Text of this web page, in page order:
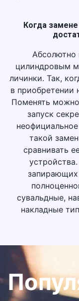
Когда
Абсолютно
цилиндровым
личинки. Так,
в приобретении
Поменять
запуск
такой
сравнивать
запирающих
сувальдные,
накладные